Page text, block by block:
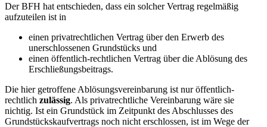
Der BFH hat entschieden, dass ein solcher Vertrag regelmäßig
aufzuteilen ist in
einen privatrechtlichen Vertrag über den Erwerb des
unerschlossenen Grundstücks und
einen öffentlich-rechtlichen Vertrag über die Ablösung des
Erschließungsbeitrags.
Die hier getroffene Ablösungsvereinbarung ist nur öffentlich-
rechtlich zulässig. Als privatrechtliche Vereinbarung wäre sie
nichtig. Ist ein Grundstück im Zeitpunkt des Abschlusses des
Grundstückskaufvertrags noch nicht erschlossen, ist im Wege der